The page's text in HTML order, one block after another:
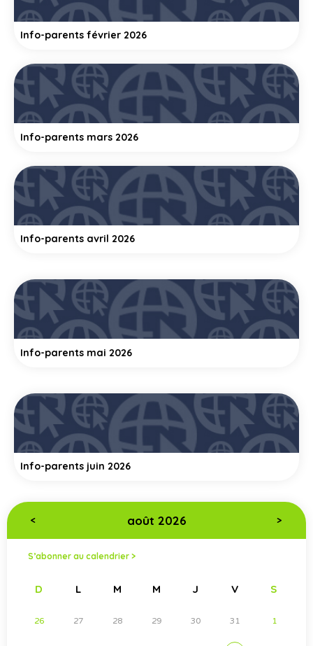
Info-parents février 2026
Info-parents mars 2026
Info-parents avril 2026
Info-parents mai 2026
Info-parents juin 2026
< août 2026 >
S’abonner au calendrier >
D L M M J V S
26 27 28 29 30 31 1